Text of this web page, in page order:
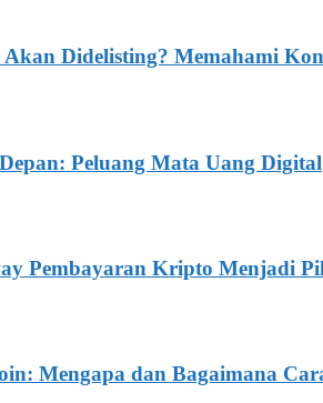
Didelisting? Memahami
Peluang Mata Uang Digital
Pembayaran Kripto Menjadi
Mengapa dan Bagaimana